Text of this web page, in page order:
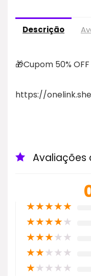
Descrição
🎁Cupom 50%
https://
Avaliações
★★★★★
★★★★★
★★★★★
★★★★★
★★★★★